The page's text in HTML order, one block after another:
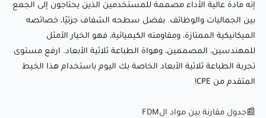
📰جدول مقارنة بين مواد الFDM
📊البيانات الفنية
🔭دليل الطباعة ثلاثية الأبعاد
📚البيانات والدلائل للطباعة
إنه مادة عالية الأداء مصممة للمستخدمين الذين يحتاجون إلى الجمع
بين الجماليات والوظائف. بفضل سطحه الشفاف جزئيًا، خصائصه
الميكانيكية الممتازة، ومقاومته الكيميائية، فهو الخيار الأمثل
للمهندسين، المصممين، وهواة الطباعة ثلاثية الأبعاد. ارفع مستوى
تجربة الطباعة ثلاثية الأبعاد الخاصة بك اليوم باستخدام هذا الخيط
المتقدم من CPE!
📰جدول مقارنة بين مواد الFDM